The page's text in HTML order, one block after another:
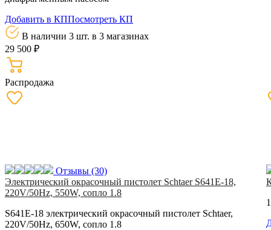
Добавить в КППосмотреть КП
В наличии 3 шт. в 3 магазинах
29 500 ₽
Распродажа
Отзывы (30)
Электрический окрасочный пистолет Schtaer S641E-18,
220V/50Hz, 550W, сопло 1.8
S641E-18 электрический окрасочный пистолет Schtaer,
220V/50Hz, 650W, сопло 1.8